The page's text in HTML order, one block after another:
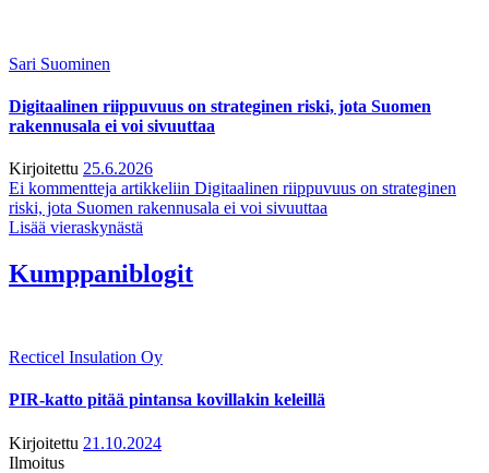
Sari Suominen
Digitaalinen riippuvuus on strateginen riski, jota Suomen
rakennusala ei voi sivuuttaa
Kirjoitettu 25.6.2026
Ei kommentteja artikkeliin Digitaalinen riippuvuus on strateginen
riski, jota Suomen rakennusala ei voi sivuuttaa
Lisää vieraskynästä
Kumppaniblogit
Recticel Insulation Oy
PIR-katto pitää pintansa kovillakin keleillä
Kirjoitettu 21.10.2024
Ilmoitus